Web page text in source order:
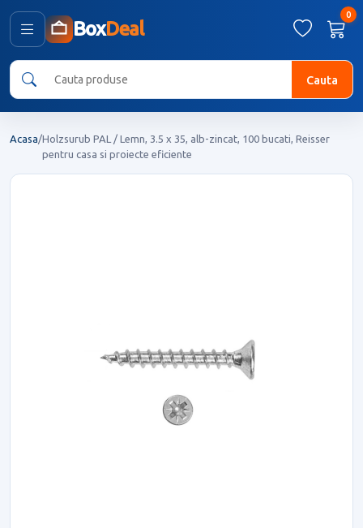
BoxDeal
0
Cauta
Acasa/Holzsurub PAL / Lemn, 3.5 x 35, alb-zincat, 100 bucati, Reisser
pentru casa si proiecte eficiente